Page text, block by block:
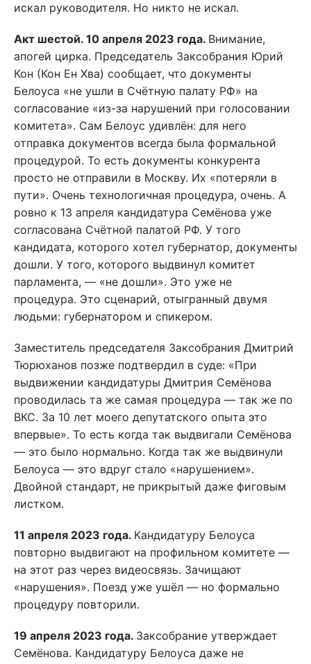
искал руководителя. Но никто не искал.
Акт шестой. 10 апреля 2023 года. Внимание,
апогей цирка. Председатель Заксобрания Юрий
Кон (Кон Ен Хва) сообщает, что документы
Белоуса «не ушли в Счётную палату РФ» на
согласование «из-за нарушений при голосовании
комитета». Сам Белоус удивлён: для него
отправка документов всегда была формальной
процедурой. То есть документы конкурента
просто не отправили в Москву. Их «потеряли в
пути». Очень технологичная процедура, очень. А
ровно к 13 апреля кандидатура Семёнова уже
согласована Счётной палатой РФ. У того
кандидата, которого хотел губернатор, документы
дошли. У того, которого выдвинул комитет
парламента, — «не дошли». Это уже не
процедура. Это сценарий, отыгранный двумя
людьми: губернатором и спикером.
Заместитель председателя Заксобрания Дмитрий
Тюрюханов позже подтвердил в суде: «При
выдвижении кандидатуры Дмитрия Семёнова
проводилась та же самая процедура — так же по
ВКС. За 10 лет моего депутатского опыта это
впервые». То есть когда так выдвигали Семёнова
— это было нормально. Когда так же выдвинули
Белоуса — это вдруг стало «нарушением».
Двойной стандарт, не прикрытый даже фиговым
листком.
11 апреля 2023 года. Кандидатуру Белоуса
повторно выдвигают на профильном комитете —
на этот раз через видеосвязь. Зачищают
«нарушения». Поезд уже ушёл — но формально
процедуру повторили.
19 апреля 2023 года. Заксобрание утверждает
Семёнова. Кандидатуру Белоуса даже не